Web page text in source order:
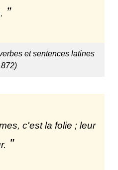
et sentences latines
c'est la folie ; leur